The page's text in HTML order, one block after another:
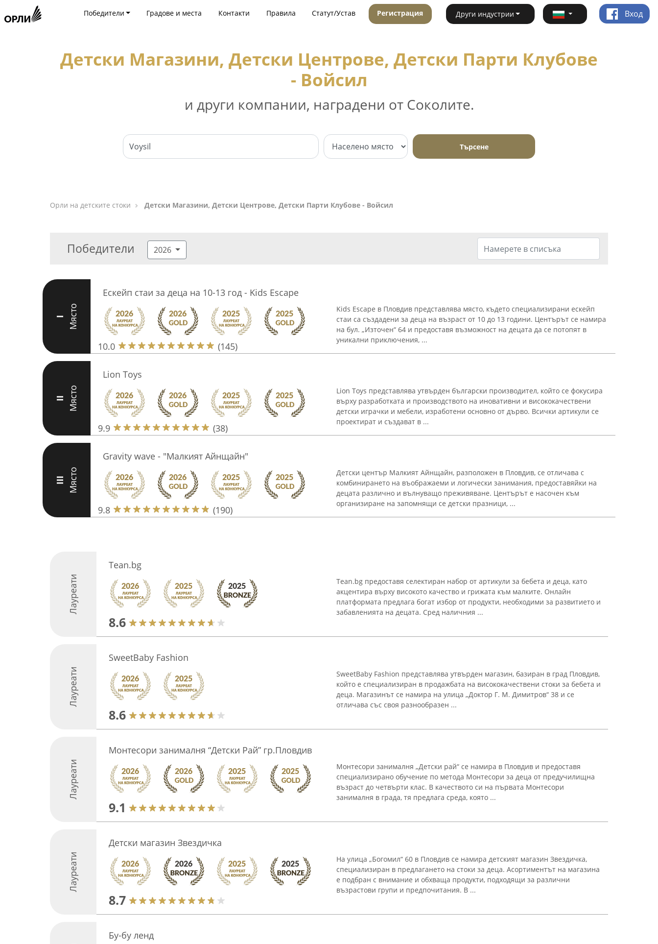
Победители Градове и места Контакти Правила Статут/Устав Регистрация Други индустрии Вход
Детски Магазини, Детски Центрове, Детски Парти Клубове
- Войсил
и други компании, наградени от Соколите.
Търсене
Орли на детските стоки Детски Магазини, Детски Центрове, Детски Парти Клубове - Войсил
Победители 2026
I Място
Ескейп стаи за деца на 10-13 год - Kids Escape
10.0 (145)
Kids Escape в Пловдив представлява място, където специализирани ескейп
стаи са създадени за деца на възраст от 10 до 13 години. Центърът се намира
на бул. „Източен“ 64 и предоставя възможност на децата да се потопят в
уникални приключения, ...
II Място
Lion Toys
9.9 (38)
Lion Toys представлява утвърден български производител, който се фокусира
върху разработката и производството на иновативни и висококачествени
детски играчки и мебели, изработени основно от дърво. Всички артикули се
проектират и създават в ...
III Място
Gravity wave - "Малкият Айнщайн"
9.8 (190)
Детски център Малкият Айнщайн, разположен в Пловдив, се отличава с
комбинирането на въображаеми и логически занимания, предоставяйки на
децата различно и вълнуващо преживяване. Центърът е насочен към
организиране на запомнящи се детски празници, ...
Лауреати
Tean.bg
8.6
Tean.bg предоставя селектиран набор от артикули за бебета и деца, като
акцентира върху високото качество и грижата към малките. Онлайн
платформата предлага богат избор от продукти, необходими за развитието и
забавленията на децата. Сред наличния ...
Лауреати
SweetBaby Fashion
8.6
SweetBaby Fashion представлява утвърден магазин, базиран в град Пловдив,
който е специализиран в продажбата на висококачествени стоки за бебета и
деца. Магазинът се намира на улица „Доктор Г. М. Димитров“ 38 и се
отличава със своя разнообразен ...
Лауреати
Монтесори занималня “Детски Рай” гр.Пловдив
9.1
Монтесори занималня „Детски рай“ се намира в Пловдив и предоставя
специализирано обучение по метода Монтесори за деца от предучилищна
възраст до четвърти клас. В качеството си на първата Монтесори
занималня в града, тя предлага среда, която ...
Лауреати
Детски магазин Звездичка
8.7
На улица „Богомил“ 60 в Пловдив се намира детският магазин Звездичка,
специализиран в предлагането на стоки за деца. Асортиментът на магазина
е подбран с внимание и обхваща продукти, подходящи за различни
възрастови групи и предпочитания. В ...
Бу-бу ленд